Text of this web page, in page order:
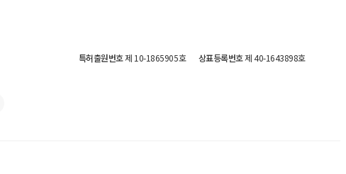
특허출원번호제 10-1865905호 상표등록번호제 40-1643898호